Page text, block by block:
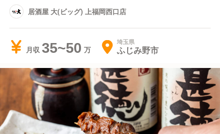
居酒屋 大(ビッグ) 上福岡西口店
月収 35~50 埼玉県
ふじみ野市